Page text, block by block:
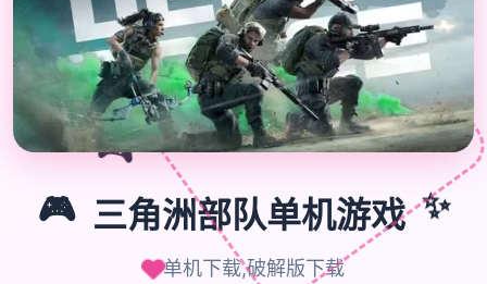
🎮
🎮 三角洲部队单机游戏 ✨
单机下载,破解版下载